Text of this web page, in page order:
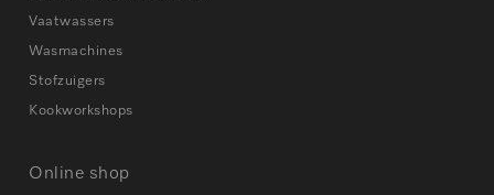
Vaatwassers
Wasmachines
Stofzuigers
Kookworkshops
Online shop